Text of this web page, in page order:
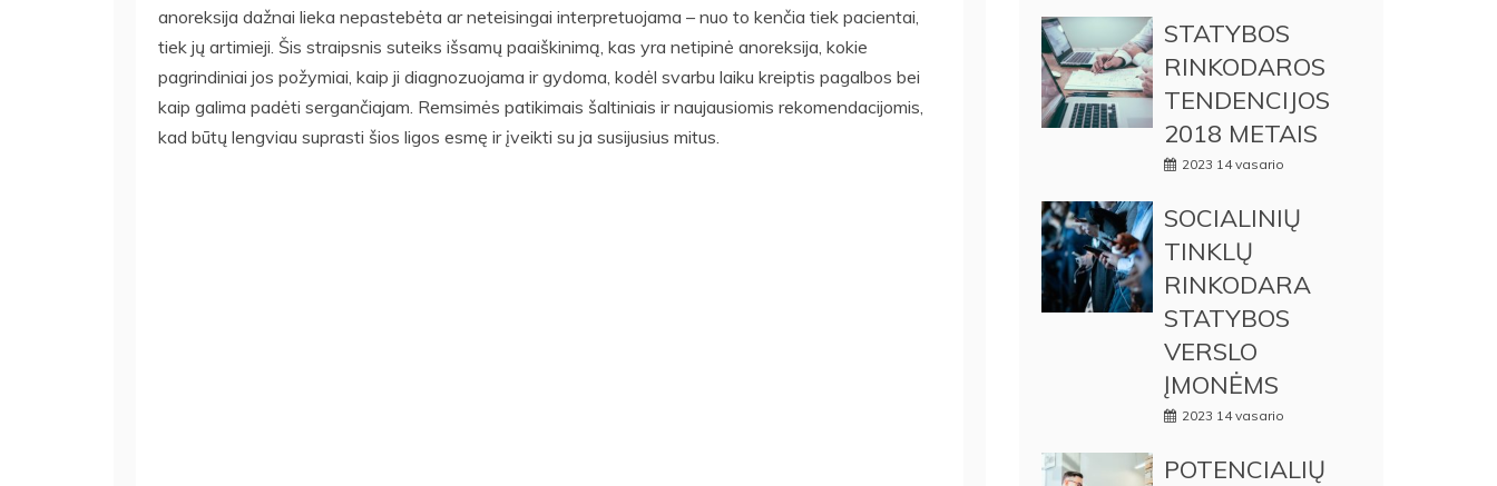
anoreksija dažnai lieka nepastebėta ar neteisingai interpretuojama – nuo to kenčia tiek pacientai,
tiek jų artimieji. Šis straipsnis suteiks išsamų paaiškinimą, kas yra netipinė anoreksija, kokie
pagrindiniai jos požymiai, kaip ji diagnozuojama ir gydoma, kodėl svarbu laiku kreiptis pagalbos bei
kaip galima padėti sergančiajam. Remsimės patikimais šaltiniais ir naujausiomis rekomendacijomis,
kad būtų lengviau suprasti šios ligos esmę ir įveikti su ja susijusius mitus.
STATYBOS
RINKODAROS
TENDENCIJOS
2018 METAIS
2023 14 vasario
SOCIALINIŲ
TINKLŲ
RINKODARA
STATYBOS
VERSLO
ĮMONĖMS
2023 14 vasario
POTENCIALIŲ